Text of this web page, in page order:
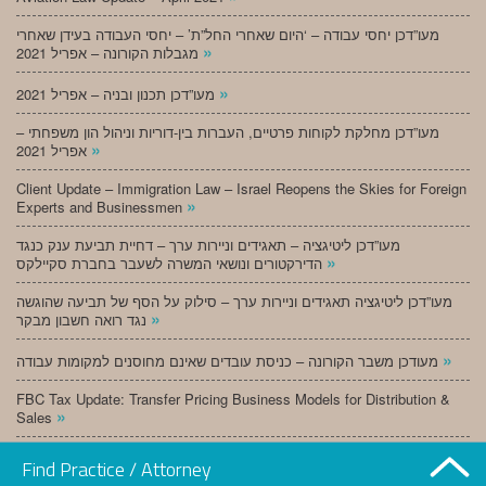
מעו”דכן יחסי עבודה – ‘היום שאחרי החל”ת’ – יחסי העבודה בעידן שאחרי
»
»
מעו”דכן מחלקת לקוחות פרטיים, העברות בין-דוריות וניהול הון משפחתי –
»
Client Update – Immigration Law – Israel Reopens the Skies for Foreign
Experts and Businessmen »
מעו”דכן ליטיגציה – תאגידים וניירות ערך – דחיית תביעת ענק כנגד
»
מעו”דכן ליטיגציה תאגידים וניירות ערך – סילוק על הסף של תביעה שהוגשה
»
»
FBC Tax Update: Transfer Pricing Business Models for Distribution &
Sales »
Find Practice / Attorney